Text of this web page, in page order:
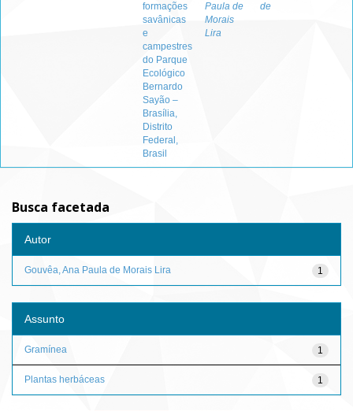
formações
savânicas
e
campestres
do Parque
Ecológico
Bernardo
Sayão –
Brasília,
Distrito
Federal,
Brasil
Paula de
Morais
Lira
de
Busca facetada
Autor
1
Gouvêa, Ana Paula de Morais Lira
Assunto
1
Gramínea
1
Plantas herbáceas